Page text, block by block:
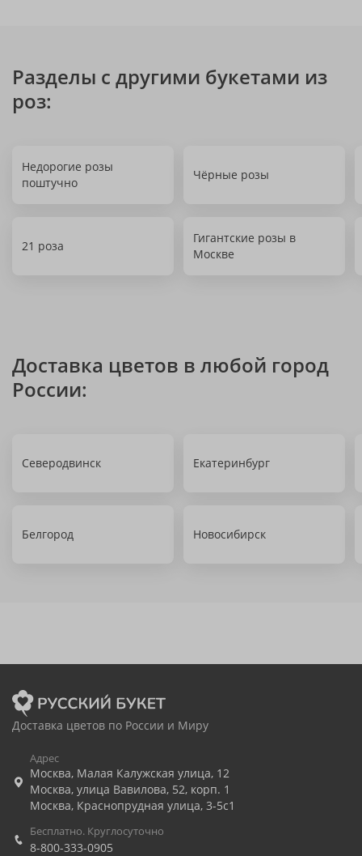
Разделы с другими букетами из
роз:
Недорогие розы
поштучно
Чёрные розы
21 роза
Гигантские розы в
Москве
Доставка цветов в любой город
России:
Северодвинск Екатеринбург
Белгород Новосибирск
Доставка цветов по России и Миру
Адрес
Москва, Малая Калужская улица, 12
Москва, улица Вавилова, 52, корп. 1
Москва, Краснопрудная улица, 3-5с1
Бесплатно. Круглосуточно
8-800-333-0905